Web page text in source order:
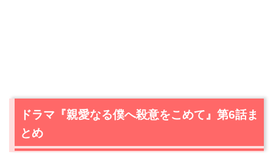
ドラマ『親愛なる僕へ殺意をこめて』第6話ま
とめ